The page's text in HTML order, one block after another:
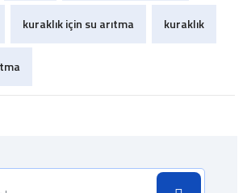
kuraklık için su arıtma kuraklık